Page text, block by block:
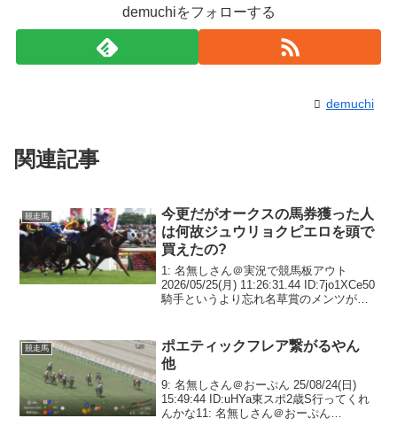
demuchiをフォローする
demuchi
関連記事
競走馬
今更だがオークスの馬券獲った人
は何故ジュウリョクピエロを頭で
買えたの?
1: 名無しさん＠実況で競馬板アウト
2026/05/25(月) 11:26:31.44 ID:7jo1XCe50
騎手というより忘れ名草賞のメンツが微
2026/05/...
競走馬
ポエティックフレア繋がるやん
他
9: 名無しさん＠おーぷん 25/08/24(日)
15:49:44 ID:uHYa東スポ2歳S行ってくれ
んかな11: 名無しさん＠おーぷん